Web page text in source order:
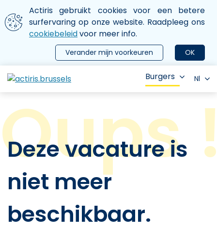
Aller au contenu principal
We gebruiken cookies
Actiris gebruikt cookies voor een betere
surfervaring op onze website. Raadpleeg ons
cookiebeleidvoor meer info.
OK
Verander mijn voorkeuren
le menu
Burgers Nl
Deze vacature is
niet meer
beschikbaar.